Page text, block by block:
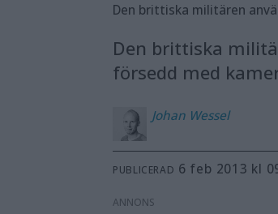
Den brittiska militären
Den brittiska
försedd med
Johan Wessel
PUBLICERAD 6 feb 2013 kl
ANNONS